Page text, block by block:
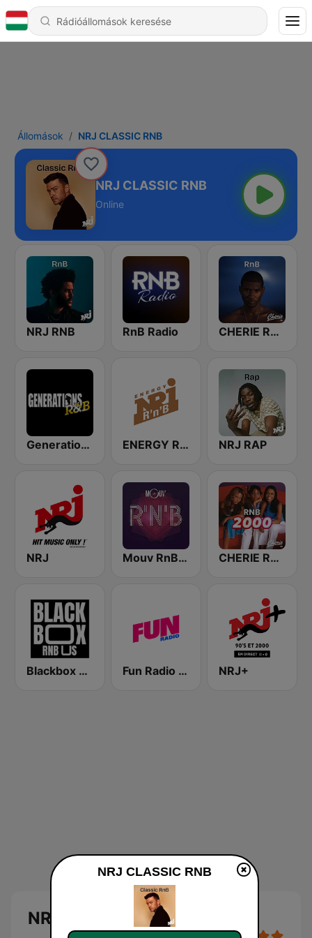
Állomások NRJ CLASSIC RNB
NRJ CLASSIC RNB
Online
NRJ RNB RnB Radio CHERIE RNB
Generations R&B ENERGY RNB NRJ RAP
NRJ Mouv RnB & Soul CHERIE RNB 2000
Blackbox RnB US Fun Radio FRANCE NRJ+
NRJ CLASSIC RNB
NRJ CLASSIC RNB